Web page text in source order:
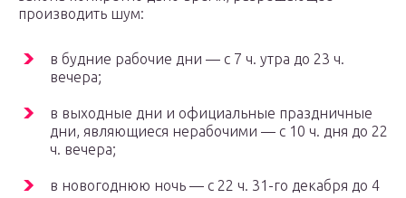
производить шум:
в будние рабочие дни — с 7 ч. утра до 23 ч.
вечера;
в выходные дни и официальные праздничные
дни, являющиеся нерабочими — с 10 ч. дня до 22
ч. вечера;
в новогоднюю ночь — с 22 ч. 31-го декабря до 4